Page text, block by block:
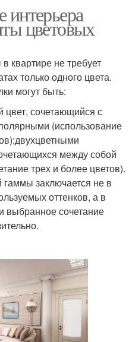
интерьера
цветовых
квартире не требует
только одного цвета.
могут быть:
сочетающийся с
(использование
между собой
трех и более цветов).
заключается не в
оттенков, а в
выбранное сочетание